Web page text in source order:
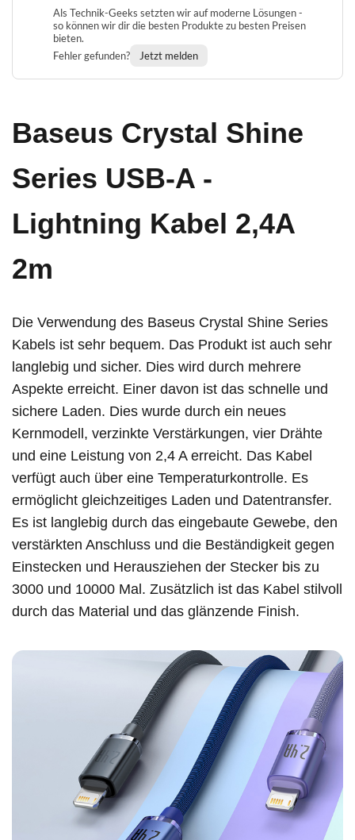
Als Technik-Geeks setzten wir auf moderne Lösungen -
so können wir dir die besten Produkte zu besten Preisen
bieten.
Fehler gefunden?
Jetzt melden
Baseus Crystal Shine
Series USB-A -
Lightning Kabel 2,4A
2m
Die Verwendung des Baseus Crystal Shine Series
Kabels ist sehr bequem. Das Produkt ist auch sehr
langlebig und sicher. Dies wird durch mehrere
Aspekte erreicht. Einer davon ist das schnelle und
sichere Laden. Dies wurde durch ein neues
Kernmodell, verzinkte Verstärkungen, vier Drähte
und eine Leistung von 2,4 A erreicht. Das Kabel
verfügt auch über eine Temperaturkontrolle. Es
ermöglicht gleichzeitiges Laden und Datentransfer.
Es ist langlebig durch das eingebaute Gewebe, den
verstärkten Anschluss und die Beständigkeit gegen
Einstecken und Herausziehen der Stecker bis zu
3000 und 10000 Mal. Zusätzlich ist das Kabel stilvoll
durch das Material und das glänzende Finish.